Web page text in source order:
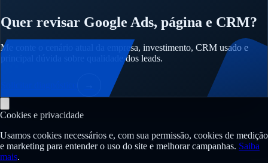
Quer revisar Google Ads, página e CRM?
Me conte o cenário atual da empresa, investimento, CRM usado e
principal dúvida sobre qualidade dos leads.
Cookies e privacidade
Usamos cookies necessários e, com sua permissão, cookies de medição
e marketing para entender o uso do site e melhorar campanhas. Saiba
mais.